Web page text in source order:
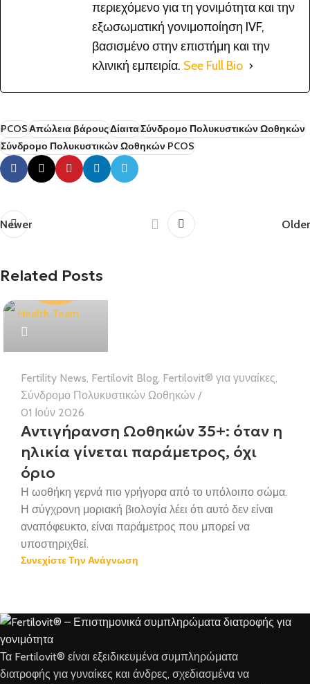
περιεχόμενο για τη γονιμότητα και την
εξωσωματική γονιμοποίηση IVF,
βασισμένο στην επιστήμη και την
κλινική εμπειρία. See Full Bio
PCOSΑπώλεια βάρουςΔίαιταΣύνδρομο Πολυκυστικών Ωοθηκών
Σύνδρομο Πολυκυστικών Ωοθηκών PCOS
Newer Older
Related Posts
Health Team
Fertility News, Fertilovit Blog, Fertilovit® για γυναίκες,
Σύνδρομο Πολυκυστικών Ωοθηκών
01 Ιούν 2026
Αντιγήρανση Ωοθηκών 35+: όταν η
ηλικία γίνεται παράμετρος, όχι
όριο
Η ωοθήκη γερνά πιο γρήγορα από το υπόλοιπο σώμα.
Η σύγχρονη μοριακή βιολογία λέει ότι αυτό δεν είναι
αναπόφευκτο, είναι παράμετρος που μπορεί να
υποστηριχθεί.
Συνεχίστε Την Ανάγνωση
Τα Fertilovit® είναι εξειδικευμένα συμπληρώματα
διατροφής για γυναίκες και άνδρες, σχεδιασμένα να